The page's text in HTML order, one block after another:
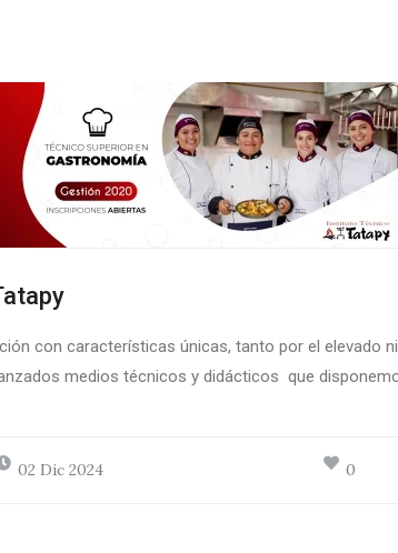
con características únicas, tanto por el elevado
medios técnicos y didácticos que
02 Dic 2024 0